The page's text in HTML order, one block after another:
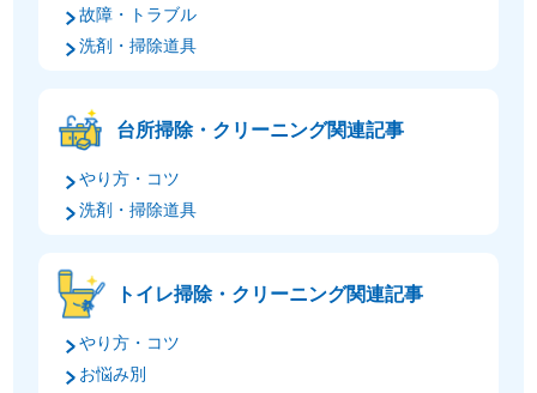
故障・トラブル
洗剤・掃除道具
台所掃除・クリーニング関連記事
やり方・コツ
洗剤・掃除道具
トイレ掃除・クリーニング関連記事
やり方・コツ
お悩み別